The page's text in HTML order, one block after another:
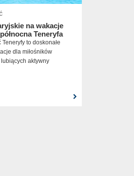
na wakacje
Teneryfa
Teneryfy to doskonałe
dla miłośników
aktywny